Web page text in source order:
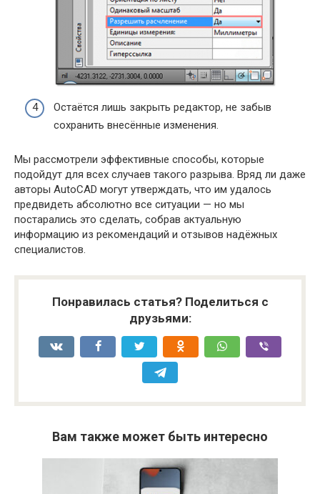
Остаётся лишь закрыть редактор, не забыв
сохранить внесённые изменения.
Мы рассмотрели эффективные способы, которые
подойдут для всех случаев такого разрыва. Вряд ли даже
авторы AutoCAD могут утверждать, что им удалось
предвидеть абсолютно все ситуации — но мы
постарались это сделать, собрав актуальную
информацию из рекомендаций и отзывов надёжных
специалистов.
Понравилась статья? Поделиться с
друзьями:
Вам также может быть интересно